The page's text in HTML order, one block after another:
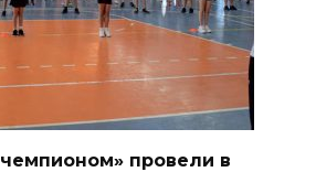
провели в